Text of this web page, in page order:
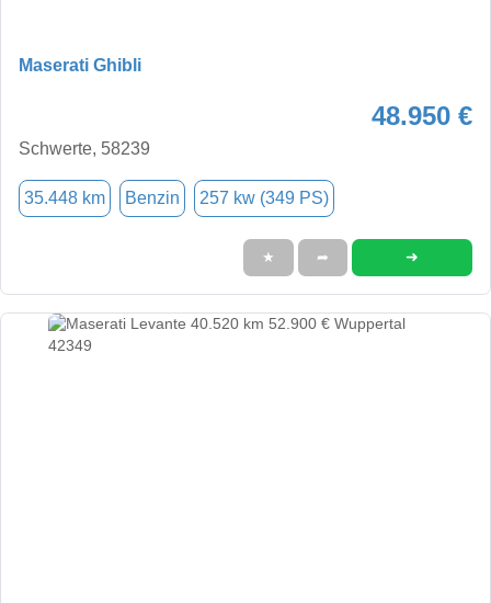
Maserati Ghibli
48.950 €
Schwerte, 58239
35.448 km Benzin 257 kw (349 PS)
★ ➦ ➜